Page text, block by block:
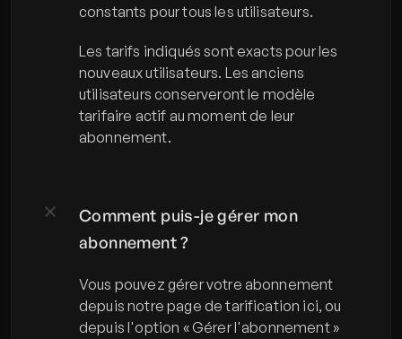
constants pour tous les utilisateurs.
Les tarifs indiqués sont exacts pour les
nouveaux utilisateurs. Les anciens
utilisateurs conserveront le modèle
tarifaire actif au moment de leur
abonnement.
Comment puis-je gérer mon
abonnement ?
Vous pouvez gérer votre abonnement
depuis notre page de tarification ici, ou
depuis l'option « Gérer l'abonnement »